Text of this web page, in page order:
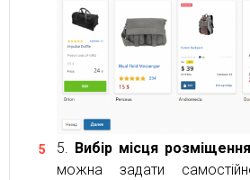
Вибір місця розміщення
можна задати